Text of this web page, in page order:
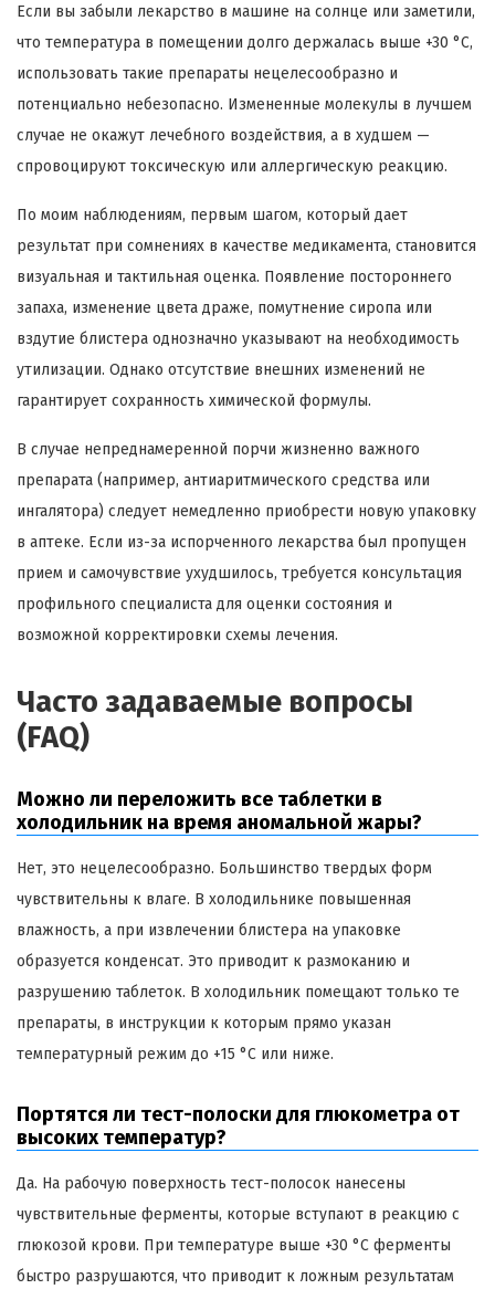
Если вы забыли лекарство в машине на солнце или заметили,
что температура в помещении долго держалась выше +30 °C,
использовать такие препараты нецелесообразно и
потенциально небезопасно. Измененные молекулы в лучшем
случае не окажут лечебного воздействия, а в худшем —
спровоцируют токсическую или аллергическую реакцию.
По моим наблюдениям, первым шагом, который дает
результат при сомнениях в качестве медикамента, становится
визуальная и тактильная оценка. Появление постороннего
запаха, изменение цвета драже, помутнение сиропа или
вздутие блистера однозначно указывают на необходимость
утилизации. Однако отсутствие внешних изменений не
гарантирует сохранность химической формулы.
В случае непреднамеренной порчи жизненно важного
препарата (например, антиаритмического средства или
ингалятора) следует немедленно приобрести новую упаковку
в аптеке. Если из-за испорченного лекарства был пропущен
прием и самочувствие ухудшилось, требуется консультация
профильного специалиста для оценки состояния и
возможной корректировки схемы лечения.
Часто задаваемые вопросы
(FAQ)
Можно ли переложить все таблетки в
холодильник на время аномальной жары?
Нет, это нецелесообразно. Большинство твердых форм
чувствительны к влаге. В холодильнике повышенная
влажность, а при извлечении блистера на упаковке
образуется конденсат. Это приводит к размоканию и
разрушению таблеток. В холодильник помещают только те
препараты, в инструкции к которым прямо указан
температурный режим до +15 °C или ниже.
Портятся ли тест-полоски для глюкометра от
высоких температур?
Да. На рабочую поверхность тест-полосок нанесены
чувствительные ферменты, которые вступают в реакцию с
глюкозой крови. При температуре выше +30 °C ферменты
быстро разрушаются, что приводит к ложным результатам